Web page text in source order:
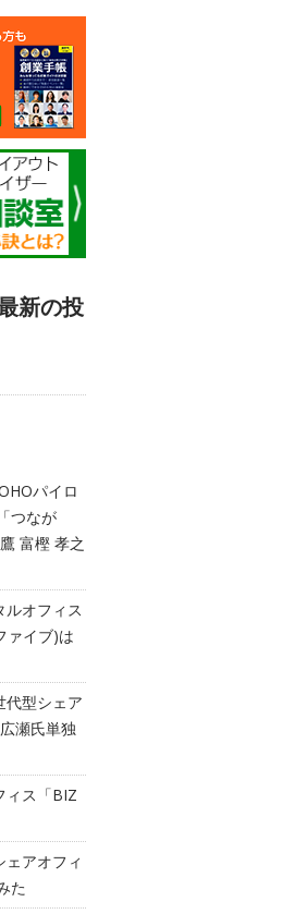
新の投
パイロ
つなが
富樫 孝之
ルオフィス
ァイブ)は
代型シェア
瀬氏単独
ィス「BIZ
アオフィ
た